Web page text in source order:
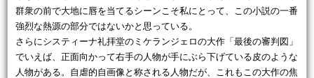
群衆の前で大地に唇を当てるシーンこそ私にとって、この小説の一番
強烈な熱源の部分ではないかと思っている。
さらにシスティーナ礼拝堂のミケランジェロの大作「最後の審判図」
でいえば、正面向かって右手の人物が手にぶら下げている皮のような
人物がある。自虐的自画像と称される人物だが、これもこの大作の焦